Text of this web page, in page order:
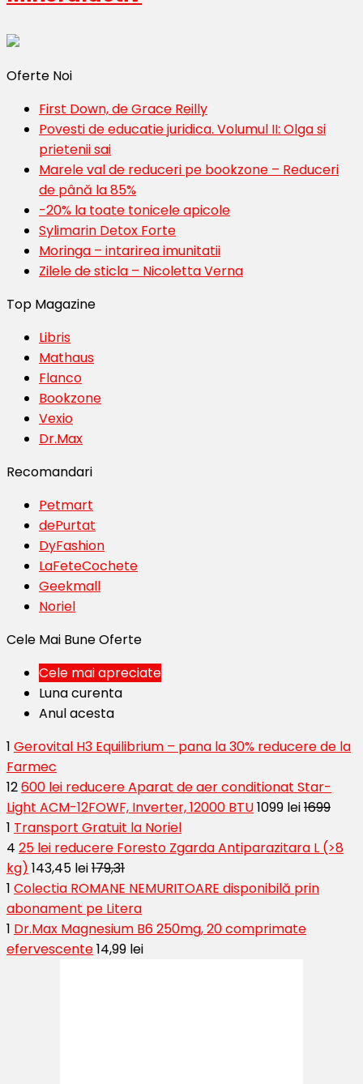
Oferte Noi
First Down, de Grace Reilly
Povesti de educatie juridica. Volumul II: Olga si
prietenii sai
Marele val de reduceri pe bookzone – Reduceri
de până la 85%
-20% la toate tonicele apicole
Sylimarin Detox Forte
Moringa – intarirea imunitatii
Zilele de sticla – Nicoletta Verna
Top Magazine
Libris
Mathaus
Flanco
Bookzone
Vexio
Dr.Max
Recomandari
Petmart
dePurtat
DyFashion
LaFeteCochete
Geekmall
Noriel
Cele Mai Bune Oferte
Cele mai apreciate
Luna curenta
Anul acesta
1 Gerovital H3 Equilibrium – pana la 30% reducere de la
Farmec
12600 lei reducere Aparat de aer conditionat Star-
Light ACM-12FOWF, Inverter, 12000 BTU1099 lei1699
1 Transport Gratuit la Noriel
4 25 lei reducere Foresto Zgarda Antiparazitara L (>8
kg) 143,45 lei179,31
1 Colectia ROMANE NEMURITOARE disponibilă prin
abonament pe Litera
1 Dr.Max Magnesium B6 250mg, 20 comprimate
efervescente14,99 lei